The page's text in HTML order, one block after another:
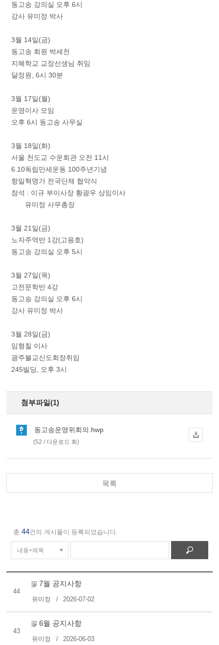
동고송 강의실 오후 6시
강사 유미정 박사
3월 14일(금)
동고송 회원 박세천
지혜학교 교장선생님 취임
달정원, 6시 30분
3월 17일(월)
운영이사 모임
오후 6시 동고송 사무실
3월 18일(화)
서울 천도교 수운회관 오전 11시
6.10독립만세운동 100주년기념
항일혁명가 전국단체 협약식
참석 : 이규 부이사장 황광우 상임이사
유미정 사무총장
3월 21일(금)
노자주역반 1강(고용호)
동고송 강의실 오후 5시
3월 27일(목)
고전문학반 4강
동고송 강의실 오후 6시
강사 유미정 박사
3월 28일(금)
임형칠 이사
광주불교신도회장취임
245빌딩, 오후 3시
첨부파일(1)
동고송운영위회의.hwp
(52 / 다운로드 회)
목록
총44건의 게시물이 등록되었습니다.
44
7월 공지사항
유미정 2026-07-02
43
6월 공지사항
유미정 2026-06-03